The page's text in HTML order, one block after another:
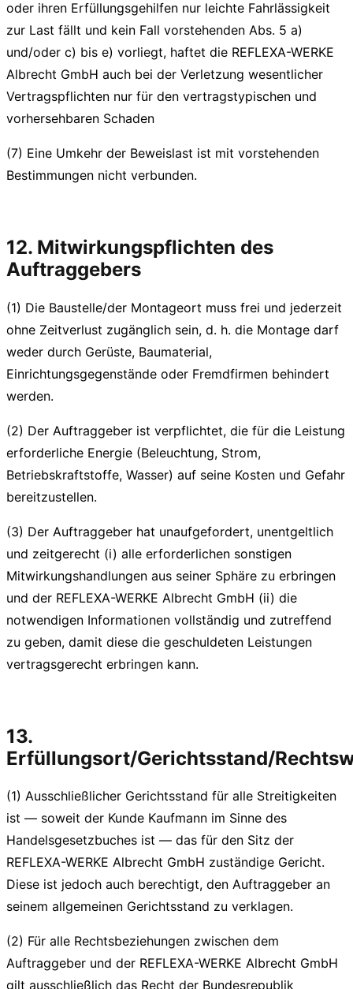
oder ihren Erfüllungsgehilfen nur leichte Fahrlässigkeit
zur Last fällt und kein Fall vorstehenden Abs. 5 a)
und/oder c) bis e) vorliegt, haftet die REFLEXA-WERKE
Albrecht GmbH auch bei der Verletzung wesentlicher
Vertragspflichten nur für den vertragstypischen und
vorhersehbaren Schaden
(7) Eine Umkehr der Beweislast ist mit vorstehenden
Bestimmungen nicht verbunden.
12. Mitwirkungspflichten des
Auftraggebers
(1) Die Baustelle/der Montageort muss frei und jederzeit
ohne Zeitverlust zugänglich sein, d. h. die Montage darf
weder durch Gerüste, Baumaterial,
Einrichtungsgegenstände oder Fremdfirmen behindert
werden.
(2) Der Auftraggeber ist verpflichtet, die für die Leistung
erforderliche Energie (Beleuchtung, Strom,
Betriebskraftstoffe, Wasser) auf seine Kosten und Gefahr
bereitzustellen.
(3) Der Auftraggeber hat unaufgefordert, unentgeltlich
und zeitgerecht (i) alle erforderlichen sonstigen
Mitwirkungshandlungen aus seiner Sphäre zu erbringen
und der REFLEXA-WERKE Albrecht GmbH (ii) die
notwendigen Informationen vollständig und zutreffend
zu geben, damit diese die geschuldeten Leistungen
vertragsgerecht erbringen kann.
13.
Erfüllungsort/Gerichtsstand/
(1) Ausschließlicher Gerichtsstand für alle Streitigkeiten
ist — soweit der Kunde Kaufmann im Sinne des
Handelsgesetzbuches ist — das für den Sitz der
REFLEXA-WERKE Albrecht GmbH zuständige Gericht.
Diese ist jedoch auch berechtigt, den Auftraggeber an
seinem allgemeinen Gerichtsstand zu verklagen.
(2) Für alle Rechtsbeziehungen zwischen dem
Auftraggeber und der REFLEXA-WERKE Albrecht GmbH
gilt ausschließlich das Recht der Bundesrepublik